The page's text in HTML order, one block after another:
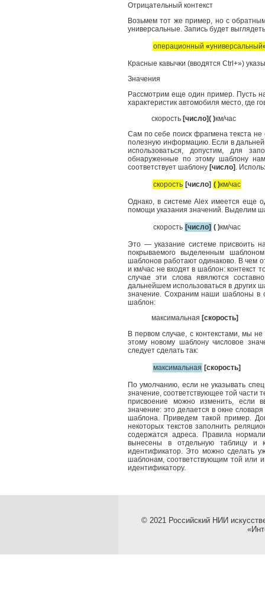
Отрицательный контекст
Возьмем тот же пример, но с
универсальные. Запись будет
операционный «универсальный
Красные кавычки (вводятся Ctrl+»)
Значения
Рассмотрим еще один пример. Пусть
характеристик автомобиля место, где
скорость [число]( )км/час
Сам по себе поиск фрагмена текста
полезную информацию. Если в
использоваться, допустим, для
обнаруженные по этому шаблону
соответствует шаблону [число] .
скорость [число] ( )км/час
Однако, в системе Alex имеется еще
помощи указания значений. Выделим
скорость [число] ( )км/час
Это — указание системе присвоить
покрываемого выделенным
шаблонов работают одинаково. В чем
и км/час не входят в шаблон: контекст
случае эти слова явялются
дальнейшем использоваться в других
значение. Сохраним наши шаблоны в
шаблон:
максимальная [скорость]
В первом случае, с контекстами, мы
этому новому шаблону числовое
следует сделать так:
максимальная [скорость]
По умолчанию, если не указывать
значение, соответствующее той части
присвоение можно изменить, если
значение: это делается в окне
шаблона. Приведем такой пример.
некоторых текстов заполнить
содержатся адреса. Правила
вынесены в отдельную таблицу и
идентификатор. Это можно сделать
шаблонам, соответствующим той или
идентификатору.
© 2021 Российский НИИ